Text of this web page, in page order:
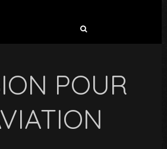
POUR